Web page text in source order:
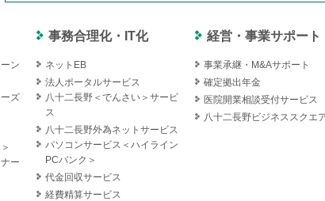
ン
ズ
ー
事務合理化・IT化
ネットEB
法人ポータルサービス
八十二長野＜でんさい＞サービ
ス
八十二長野外為ネットサービス
パソコンサービス＜ハイライン
PCバンク＞
代金回収サービス
経費精算サービス
経営・事業サポート
事業承継・M&Aサポート
確定拠出年金
医院開業相談受付サービス
八十二長野ビジネススクエ